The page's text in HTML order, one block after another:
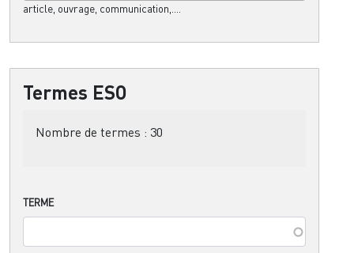
article, ouvrage, communication,....
Termes ESO
Nombre de termes : 30
TERME